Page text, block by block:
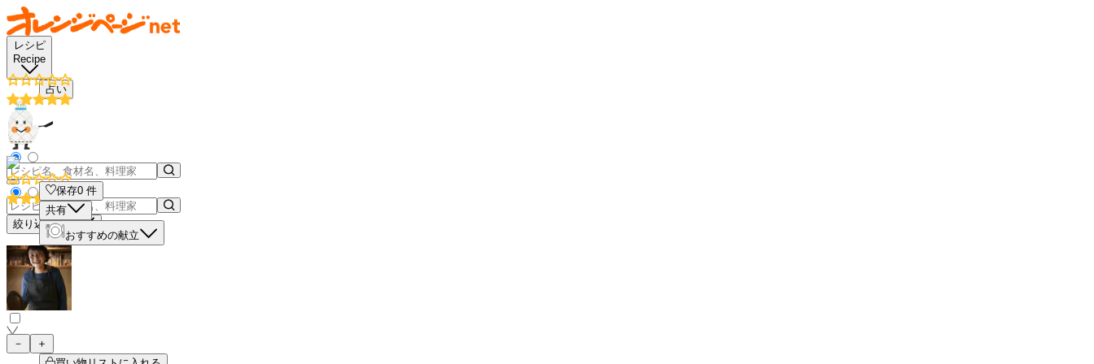
レシピ
Recipe
占い
絞り込み検索
保存0 件
共有
おすすめの献立
－
＋